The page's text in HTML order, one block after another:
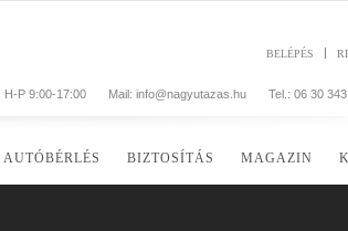
BELÉPÉS
Tel.: 06 30
Mail: info@nagyutazas.hu
H-P 9:00-17:00
AUTÓBÉRLÉS BIZTOSÍTÁS MAGAZIN